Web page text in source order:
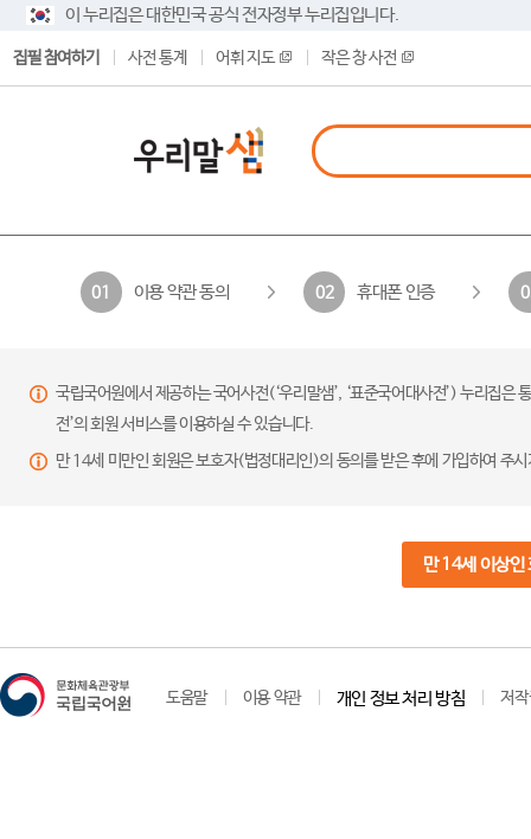
이 누리집은 대한민국 공식 전자정부 누리집입니다.
집필 참여하기 사전 통계 어휘 지도 작은 창 사전
01 이용 약관 동의 02 휴대폰 인증
국립국어원에서 제공하는 국어사전(‘우리말샘’, ‘표준국어대사전’) 누리집
전’의 회원 서비스를 이용하실 수 있습니다.
만 14세 미만인 회원은 보호자(법정대리인)의 동의를 받은 후에 가입하여 주
만 14세 이상인
도움말 이용 약관 개인 정보 처리 방침 저